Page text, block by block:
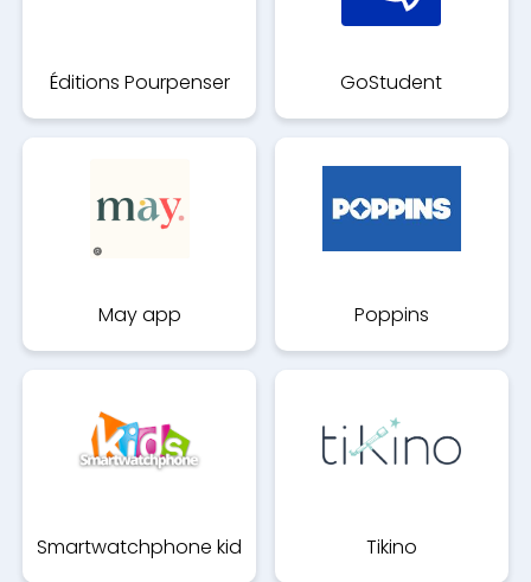
Éditions Pourpenser GoStudent
May app Poppins
Smartwatchphone kid Tikino